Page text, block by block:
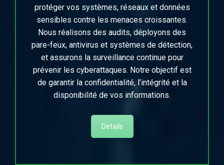
protéger vos systèmes, réseaux et données
sensibles contre les menaces croissantes.
Nous réalisons des audits, déployons des
pare-feux, antivirus et systèmes de détection,
et assurons la surveillance continue pour
prévenir les cyberattaques. Notre objectif est
de garantir la confidentialité, l’intégrité et la
disponibilité de vos informations.
Details